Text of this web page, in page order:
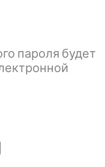
пароля будет